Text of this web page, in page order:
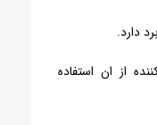
دارد.
از ان استفاده